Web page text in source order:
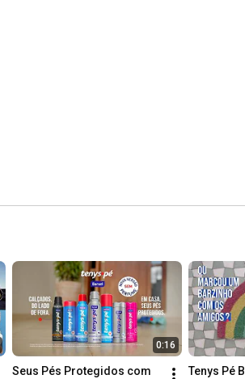
0:16
Seus Pés Protegidos com
Tenys Pé